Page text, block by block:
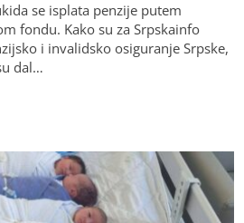
se isplata penzije putem
fondu. Kako su za Srpskainfo
i invalidsko osiguranje Srpske,
dal…